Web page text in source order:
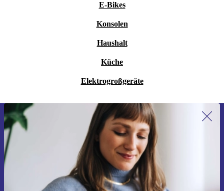
E-Bikes
Konsolen
Haushalt
Küche
Elektrogroßgeräte
Erstmals zum Newsletter anmelden,
15 € sparen!
Verpasse kein Angebot mehr.